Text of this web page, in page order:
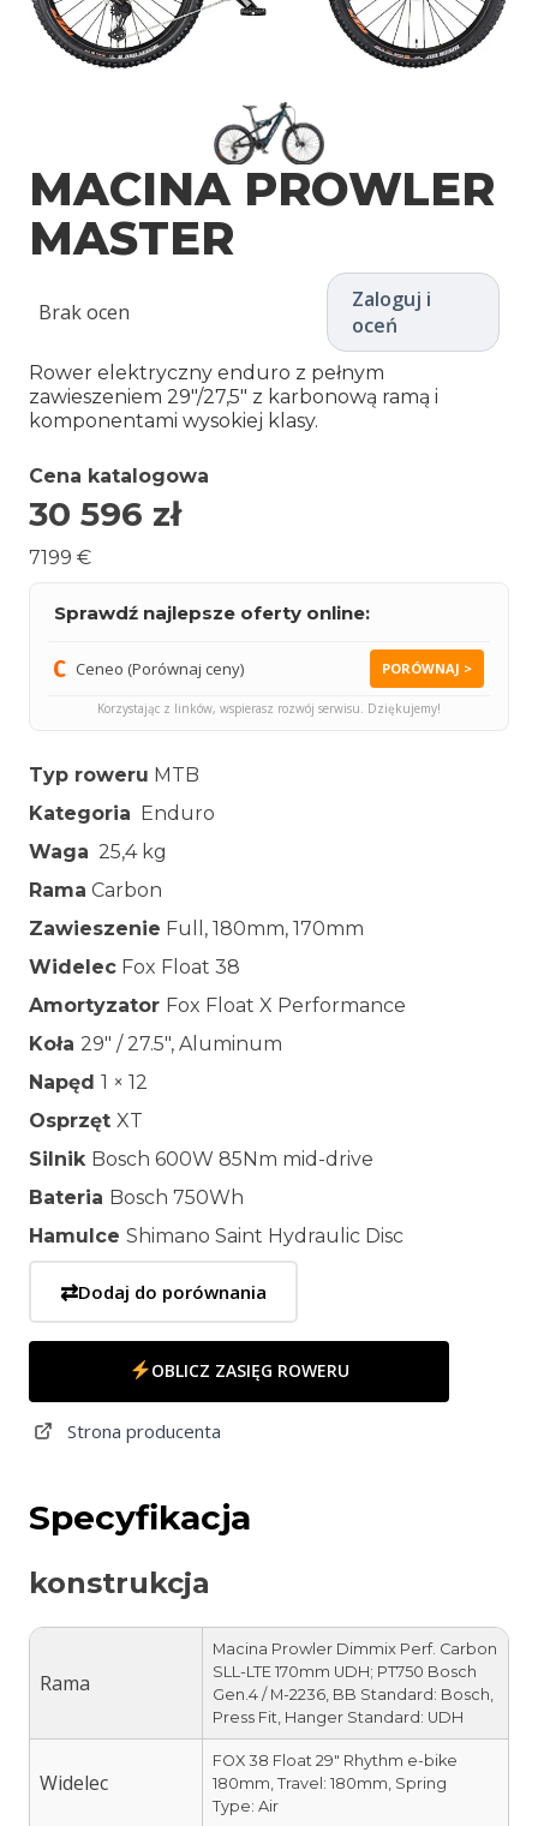
MACINA PROWLER
MASTER
Brak ocen
Zaloguj i
oceń
Rower elektryczny enduro z pełnym
zawieszeniem 29″/27,5″ z karbonową ramą i
komponentami wysokiej klasy.
Cena katalogowa
30 596 zł
7199 €
Sprawdź najlepsze oferty online:
Ceneo (Porównaj ceny) PORÓWNAJ >
Korzystając z linków, wspierasz rozwój serwisu. Dziękujemy!
Typ roweru MTB
Kategoria Enduro
Waga 25,4 kg
Rama Carbon
Zawieszenie Full, 180mm, 170mm
Widelec Fox Float 38
Amortyzator Fox Float X Performance
Koła 29″ / 27.5″, Aluminum
Napęd 1 × 12
Osprzęt XT
Silnik Bosch 600W 85Nm mid-drive
Bateria Bosch 750Wh
Hamulce Shimano Saint Hydraulic Disc
⇄Dodaj do porównania
OBLICZ ZASIĘG ROWERU
Strona producenta
Specyfikacja
konstrukcja
Rama
Macina Prowler Dimmix Perf. Carbon
SLL-LTE 170mm UDH; PT750 Bosch
Gen.4 / M-2236, BB Standard: Bosch,
Press Fit, Hanger Standard: UDH
Widelec
FOX 38 Float 29″ Rhythm e-bike
180mm, Travel: 180mm, Spring
Type: Air